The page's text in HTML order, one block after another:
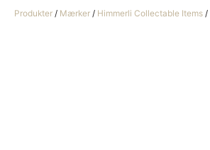
Produkter / Mærker / Himmerli Collectable Items /